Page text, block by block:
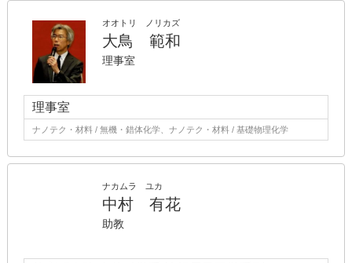
オオトリ ノリカズ
大鳥 範和
理事室
理事室
ナノテク・材料 / 無機・錯体化学、ナノテク・材料 / 基礎物理化学
ナカムラ ユカ
中村 有花
助教